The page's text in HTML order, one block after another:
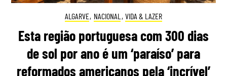
ALGARVE, NACIONAL , VIDA & LAZER
Esta região portuguesa com 300 dias
de sol por ano é um ‘paraíso’ para
reformados americanos pela ‘incrível’